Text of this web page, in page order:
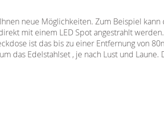
neue Möglichkeiten. Zum Beispiel
mit einem LED Spot angestrahlt
ist das bis zu einer Entfernung von
das Edelstahlset , je nach Lust und Laune.